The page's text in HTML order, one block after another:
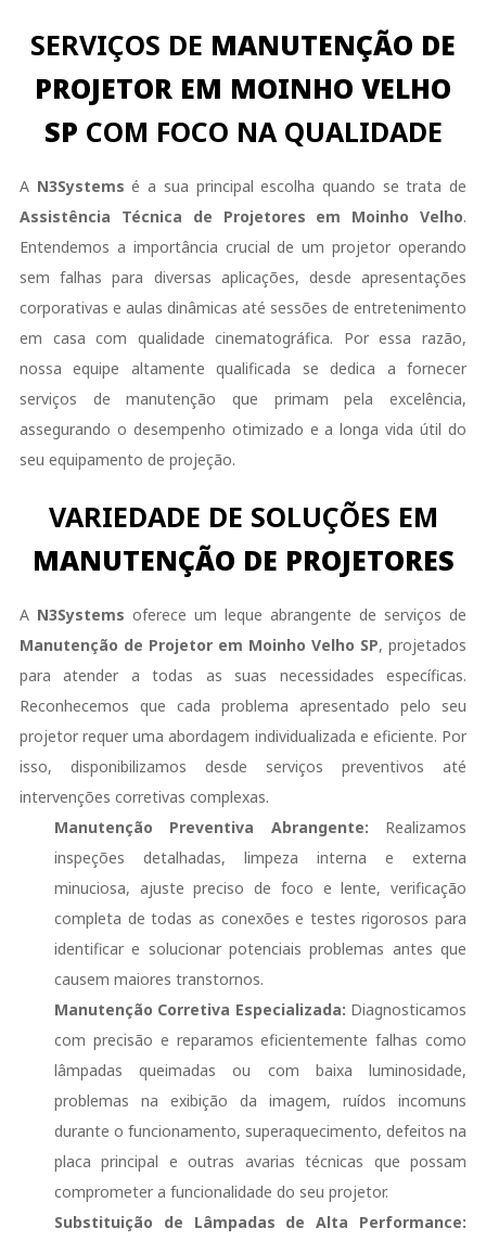
SERVIÇOS DE MANUTENÇÃO DE
PROJETOR EM MOINHO VELHO
SP COM FOCO NA QUALIDADE
A N3Systems é a sua principal escolha quando se trata de
Assistência Técnica de Projetores em Moinho Velho.
Entendemos a importância crucial de um projetor operando
sem falhas para diversas aplicações, desde apresentações
corporativas e aulas dinâmicas até sessões de entretenimento
em casa com qualidade cinematográfica. Por essa razão,
nossa equipe altamente qualificada se dedica a fornecer
serviços de manutenção que primam pela excelência,
assegurando o desempenho otimizado e a longa vida útil do
seu equipamento de projeção.
VARIEDADE DE SOLUÇÕES EM
MANUTENÇÃO DE PROJETORES
A N3Systems oferece um leque abrangente de serviços de
Manutenção de Projetor em Moinho Velho SP, projetados
para atender a todas as suas necessidades específicas.
Reconhecemos que cada problema apresentado pelo seu
projetor requer uma abordagem individualizada e eficiente. Por
isso, disponibilizamos desde serviços preventivos até
intervenções corretivas complexas.
Manutenção Preventiva Abrangente: Realizamos
inspeções detalhadas, limpeza interna e externa
minuciosa, ajuste preciso de foco e lente, verificação
completa de todas as conexões e testes rigorosos para
identificar e solucionar potenciais problemas antes que
causem maiores transtornos.
Manutenção Corretiva Especializada: Diagnosticamos
com precisão e reparamos eficientemente falhas como
lâmpadas queimadas ou com baixa luminosidade,
problemas na exibição da imagem, ruídos incomuns
durante o funcionamento, superaquecimento, defeitos na
placa principal e outras avarias técnicas que possam
comprometer a funcionalidade do seu projetor.
Substituição de Lâmpadas de Alta Performance: